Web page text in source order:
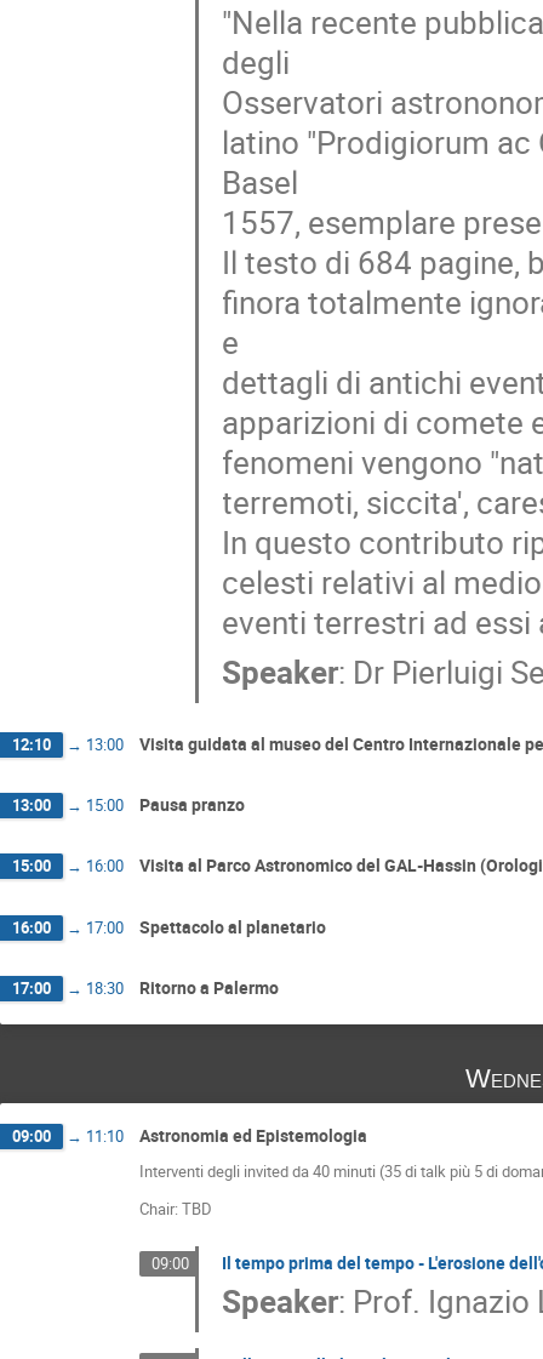
"Nella recente
degli
Osservatori
latino "Prodigiorum ac
Basel
1557, esemplare
Il testo di 684 pagine,
finora totalmente
e
dettagli di antichi
apparizioni di comete
fenomeni vengono
terremoti, siccita',
In questo contributo
celesti relativi al
eventi terrestri ad essi
Speaker: Dr Pierluigi
12:10 → 13:00 Visita guidata al museo del Centro Internazionale
13:00 → 15:00 Pausa pranzo
15:00 → 16:00 Visita al Parco Astronomico del GAL-Hassin
16:00 → 17:00 Spettacolo al planetario
17:00 → 18:30 Ritorno a Palermo
09:00 → 11:10 Astronomia ed Epistemologia
Interventi degli invited da 40 minuti (35 di talk più 5 di
Chair: TBD
09:00 Il tempo prima del tempo - L'erosione
Speaker: Prof. Ignazio